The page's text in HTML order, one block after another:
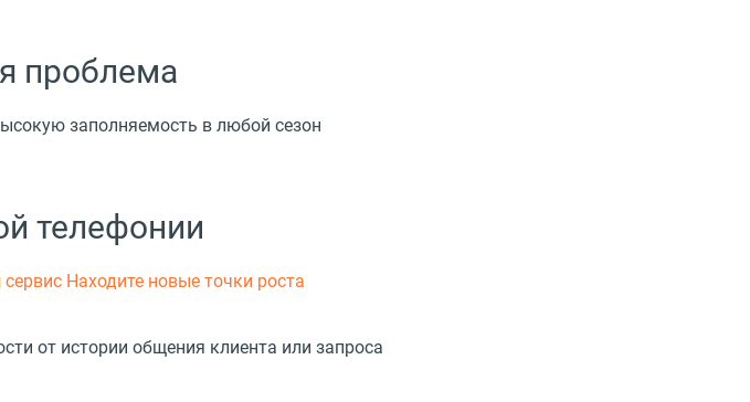
проблема
заполняемость в любой сезон
телефонии
Находите новые точки роста
от истории общения клиента или запроса